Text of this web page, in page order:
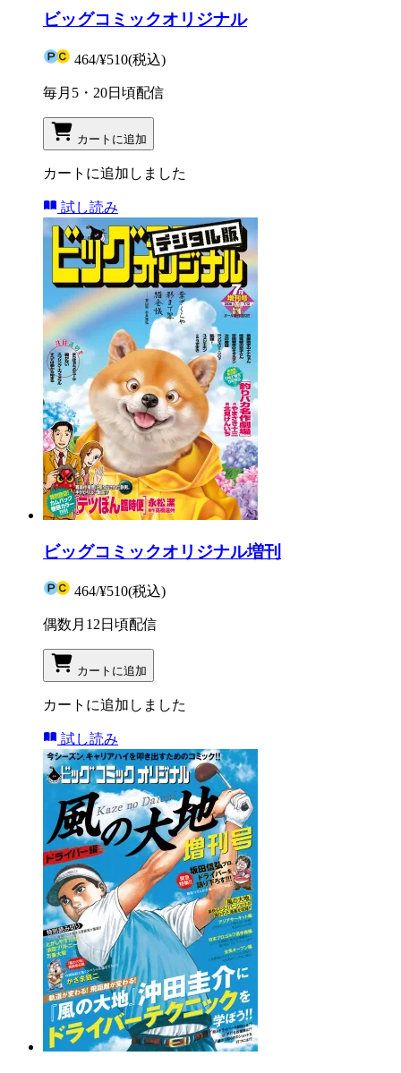
ビッグコミックオリジナル
464/¥510(税込)
毎月5・20日頃配信
カートに追加
カートに追加しました
試し読み
ビッグコミックオリジナル増刊
464/¥510(税込)
偶数月12日頃配信
カートに追加
カートに追加しました
試し読み